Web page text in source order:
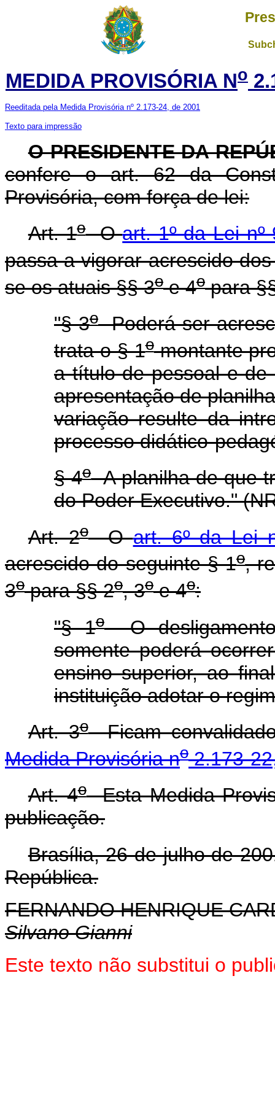
MEDIDA PROVISÓRIA No
Reeditada pela Medida Provisória nº 2.173-24, de 2001
Texto para impressão
O PRESIDENTE DA
confere o art. 62 da
Provisória, com força de lei:
Art. 1oOart. 1º da Lei
passa a vigorar acrescido
se os atuais §§ 3oe 4opara
"§ 3oPoderá ser
trata o § 1omontante
a título de pessoal e de
apresentação de
variação resulte da
processo didático-
§ 4oA planilha de que
do Poder Executivo."
Art. 2oOart. 6º da Lei
acrescido do seguinte § 1o,
3opara §§ 2o, 3oe 4o:
"§ 1oO desligamento
somente poderá
ensino superior, ao
instituição adotar o
Art. 3oFicam
Medida Provisória no2.173-
Art. 4oEsta Medida
publicação.
Brasília, 26 de julho de
República.
FERNANDO HENRIQUE
Silvano Gianni
Este texto não substitui o